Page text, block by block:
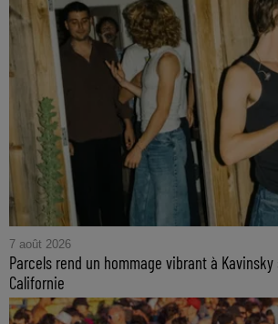
7 août 2026
Parcels rend un hommage vibrant à
Californie